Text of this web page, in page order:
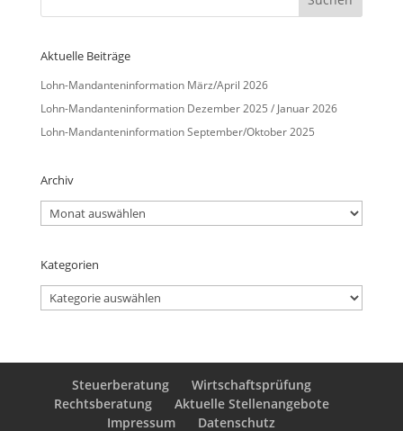
Aktuelle Beiträge
Lohn-Mandanteninformation März/April 2026
Lohn-Mandanteninformation Dezember 2025 / Januar 2026
Lohn-Mandanteninformation September/Oktober 2025
Archiv
Archiv
Kategorien
Kategorien
Steuerberatung
Wirtschaftsprüfung
Rechtsberatung
Aktuelle Stellenangebote
Impressum
Datenschutz